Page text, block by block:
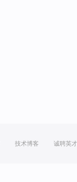
技术博客 诚聘英才